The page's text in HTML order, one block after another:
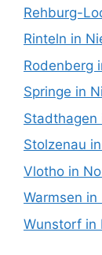
Rehburg-
Rinteln in
Rodenberg
Springe in
Stadthagen
Stolzenau
Vlotho in
Warmsen
Wunstorf in